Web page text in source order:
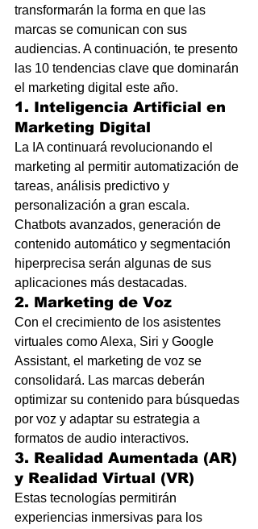
transformarán la forma en que las
marcas se comunican con sus
audiencias. A continuación, te presento
las 10 tendencias clave que dominarán
el marketing digital este año.
1. Inteligencia Artificial en
Marketing Digital
La IA continuará revolucionando el
marketing al permitir automatización de
tareas, análisis predictivo y
personalización a gran escala.
Chatbots avanzados, generación de
contenido automático y segmentación
hiperprecisa serán algunas de sus
aplicaciones más destacadas.
2. Marketing de Voz
Con el crecimiento de los asistentes
virtuales como Alexa, Siri y Google
Assistant, el marketing de voz se
consolidará. Las marcas deberán
optimizar su contenido para búsquedas
por voz y adaptar su estrategia a
formatos de audio interactivos.
3. Realidad Aumentada (AR)
y Realidad Virtual (VR)
Estas tecnologías permitirán
experiencias inmersivas para los